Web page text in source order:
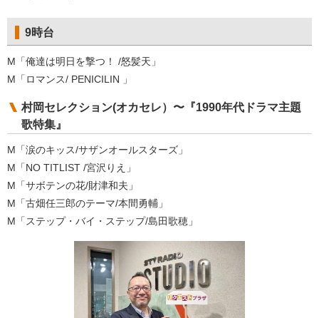
9時台
M「俺達は明日を撃つ！ /怒髪天」
M「ロマンス/ PENICILIN 」
村岡セレクション(オカセレ）〜『1990年代ドラマ主題
歌特集』
M「涙のキッス/サザンオールスターズ」
M「NO TITLIST /宮沢りえ」
M「サボテンの花/財津和夫」
M「古畑任三郎のテーマ/本間勇輔」
M「ステップ・バイ・ステップ/島田歌穂」